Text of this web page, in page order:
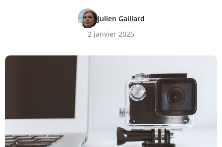
Julien Gaillard
2 janvier 2025